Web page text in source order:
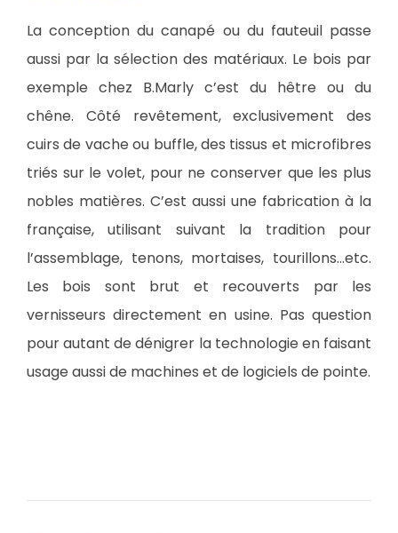
La conception du canapé ou du fauteuil passe
aussi par la sélection des matériaux. Le bois par
exemple chez B.Marly c’est du hêtre ou du
chêne. Côté revêtement, exclusivement des
cuirs de vache ou buffle, des tissus et microfibres
triés sur le volet, pour ne conserver que les plus
nobles matières. C’est aussi une fabrication à la
française, utilisant suivant la tradition pour
l’assemblage, tenons, mortaises, tourillons…etc.
Les bois sont brut et recouverts par les
vernisseurs directement en usine. Pas question
pour autant de dénigrer la technologie en faisant
usage aussi de machines et de logiciels de pointe.